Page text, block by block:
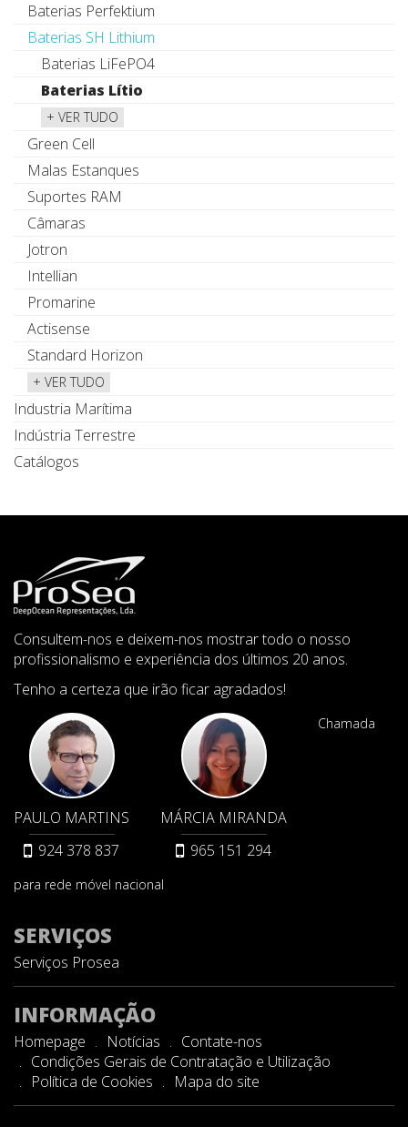
Baterias Perfektium
Baterias SH Lithium
Baterias LiFePO4
Baterias Lítio
+ VER TUDO
Green Cell
Malas Estanques
Suportes RAM
Câmaras
Jotron
Intellian
Promarine
Actisense
Standard Horizon
+ VER TUDO
Industria Marítima
Indústria Terrestre
Catálogos
Consultem-nos e deixem-nos mostrar todo o nosso
profissionalismo e experiência dos últimos 20 anos.
Tenho a certeza que irão ficar agradados!
PAULO MARTINS
924 378 837
MÁRCIA MIRANDA
965 151 294
Chamada
para rede móvel nacional
SERVIÇOS
Serviços Prosea
INFORMAÇÃO
Homepage Notícias
Contate-nos
Condições Gerais de Contratação e Utilização
Política de Cookies
Mapa do site